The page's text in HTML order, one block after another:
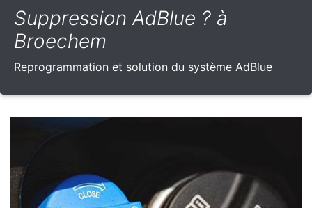
Suppression AdBlue ? à
Broechem
Reprogrammation et solution du système AdBlue